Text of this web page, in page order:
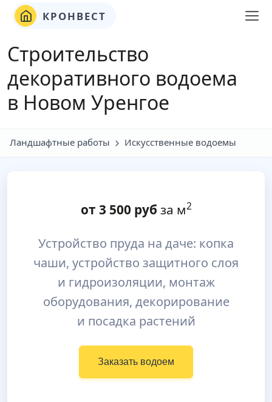
КРОНВЕСТ
Строительство
декоративного водоема
в Новом Уренгое
Ландшафтные работы Искусственные водоемы
от 3 500руб за м2
Устройство пруда на даче: копка
чаши, устройство защитного слоя
и гидроизоляции, монтаж
оборудования, декорирование
и посадка растений
Заказать водоем